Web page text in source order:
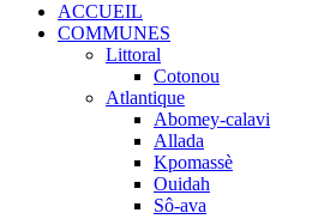
ACCUEIL
COMMUNES
Littoral
Cotonou
Atlantique
Abomey-calavi
Allada
Kpomassè
Ouidah
Sô-ava